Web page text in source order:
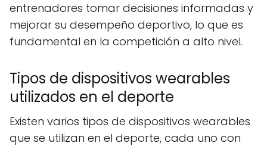
entrenadores tomar decisiones informadas y
mejorar su desempeño deportivo, lo que es
fundamental en la competición a alto nivel.
Tipos de dispositivos wearables
utilizados en el deporte
Existen varios tipos de dispositivos wearables
que se utilizan en el deporte, cada uno con